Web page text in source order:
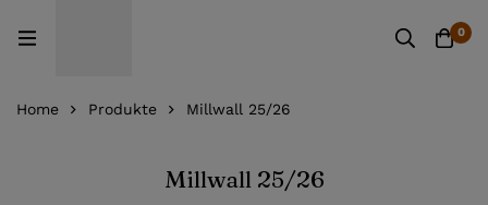
0
Home Produkte Millwall 25/26
Millwall 25/26